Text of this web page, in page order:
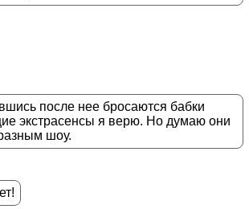
после нее бросаются бабки
экстрасенсы я верю. Но думаю они
шоу.